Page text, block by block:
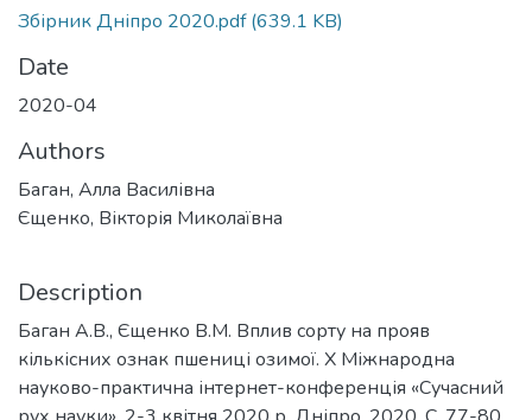
Збірник Дніпро 2020.pdf(639.1 KB)
Date
2020-04
Authors
Баган, Алла Василівна
Єщенко, Вікторія Миколаївна
Description
Баган А.В., Єщенко В.М. Вплив сорту на прояв
кількісних ознак пшениці озимої. X Міжнародна
науково-практична інтернет-конференція «Сучасний